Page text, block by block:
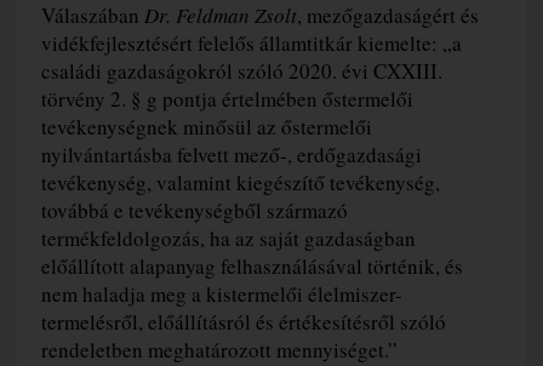
Válaszában Dr. Feldman Zsolt, mezőgazdaságért és
vidékfejlesztésért felelős államtitkár kiemelte: „a
családi gazdaságokról szóló 2020. évi CXXIII.
törvény 2. § g pontja értelmében őstermelői
tevékenységnek minősül az őstermelői
nyilvántartásba felvett mező-, erdőgazdasági
tevékenység, valamint kiegészítő tevékenység,
továbbá e tevékenységből származó
termékfeldolgozás, ha az saját gazdaságban
előállított alapanyag felhasználásával történik, és
nem haladja meg a kistermelői élelmiszer-
termelésről, előállításról és értékesítésről szóló
rendeletben meghatározott mennyiséget.”